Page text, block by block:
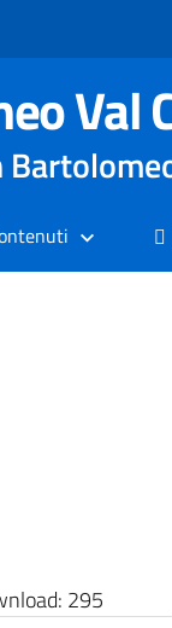
Val
295